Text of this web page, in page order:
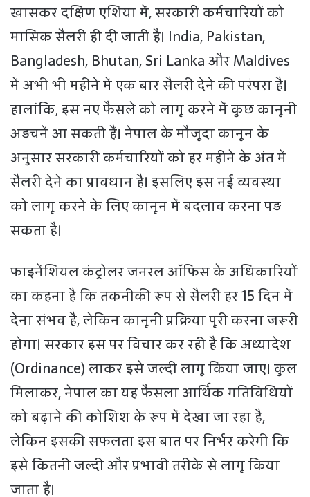
खासकर दक्षिण एशिया में, सरकारी कर्मचारियों को
मासिक सैलरी ही दी जाती है। India, Pakistan,
Bangladesh, Bhutan, Sri Lanka और Maldives
में अभी भी महीने में एक बार सैलरी देने की परंपरा है।
हालांकि, इस नए फैसले को लागू करने में कुछ कानूनी
अड़चनें आ सकती हैं। नेपाल के मौजूदा कानून के
अनुसार सरकारी कर्मचारियों को हर महीने के अंत में
सैलरी देने का प्रावधान है। इसलिए इस नई व्यवस्था
को लागू करने के लिए कानून में बदलाव करना पड़
सकता है।
फाइनेंशियल कंट्रोलर जनरल ऑफिस के अधिकारियों
का कहना है कि तकनीकी रूप से सैलरी हर 15 दिन में
देना संभव है, लेकिन कानूनी प्रक्रिया पूरी करना जरूरी
होगा। सरकार इस पर विचार कर रही है कि अध्यादेश
(Ordinance) लाकर इसे जल्दी लागू किया जाए। कुल
मिलाकर, नेपाल का यह फैसला आर्थिक गतिविधियों
को बढ़ाने की कोशिश के रूप में देखा जा रहा है,
लेकिन इसकी सफलता इस बात पर निर्भर करेगी कि
इसे कितनी जल्दी और प्रभावी तरीके से लागू किया
जाता है।